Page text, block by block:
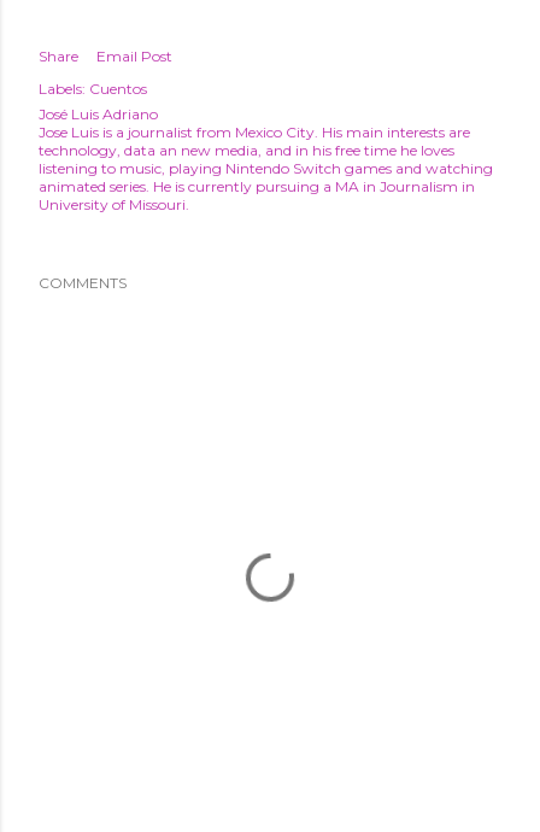
Share
Email Post
Labels: Cuentos
José Luis Adriano
Jose Luis is a journalist from Mexico City. His main interests are
technology, data an new media, and in his free time he loves
listening to music, playing Nintendo Switch games and watching
animated series. He is currently pursuing a MA in Journalism in
University of Missouri.
COMMENTS